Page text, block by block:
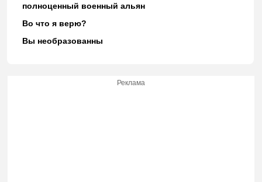
полноценный военный альян
Во что я верю?
Вы необразованны
Реклама